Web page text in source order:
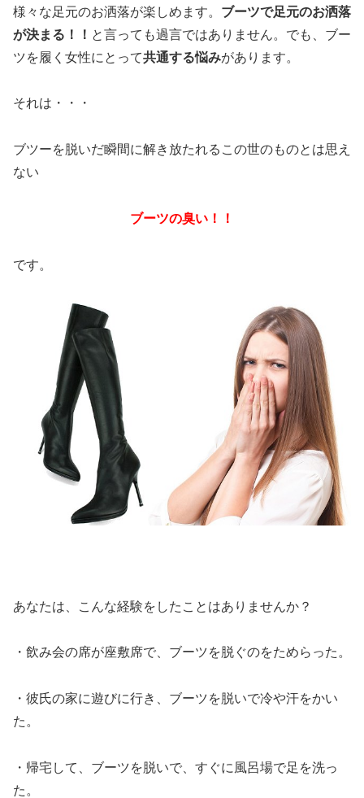
様々な足元のお洒落が楽しめます。 ブーツで足元のお洒落
が決まる！！ と言っても過言ではありません。でも、ブー
ツを履く女性にとって共通する悩みがあります。
それは・・・
ブツーを脱いだ瞬間に解き放たれるこの世のものとは思え
ない
ブーツの臭い！！
です。
あなたは、こんな経験をしたことはありませんか？
・飲み会の席が座敷席で、ブーツを脱ぐのをためらった。
・彼氏の家に遊びに行き、ブーツを脱いで冷や汗をかい
た。
・帰宅して、ブーツを脱いで、すぐに風呂場で足を洗っ
た。